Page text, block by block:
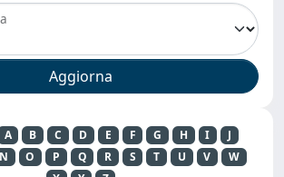
A B C D E F G H I
J
N O P Q R S T U V
W